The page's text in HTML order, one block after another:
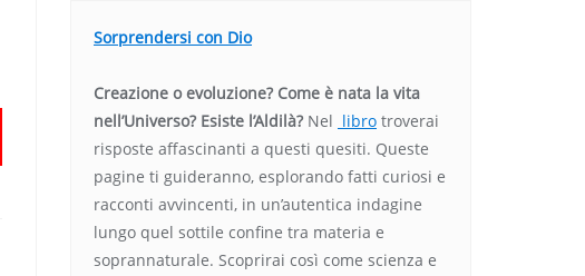
Sorprendersi con Dio
Creazione o evoluzione? Come è nata la vita
nell’Universo? Esiste l’Aldilà? Nel libro troverai
risposte affascinanti a questi quesiti. Queste
pagine ti guideranno, esplorando fatti curiosi e
racconti avvincenti, in un’autentica indagine
lungo quel sottile confine tra materia e
soprannaturale. Scoprirai così come scienza e